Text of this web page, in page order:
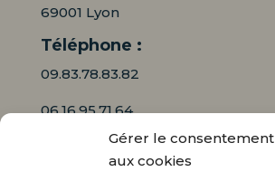
Gérer le consentement
aux cookies
69001 Lyon
Téléphone :
09.83.78.83.82
06.16.95.71.64
contact@audiciaux.fr